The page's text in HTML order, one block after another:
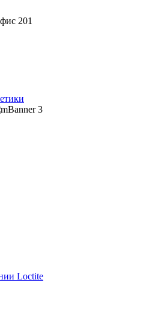
201